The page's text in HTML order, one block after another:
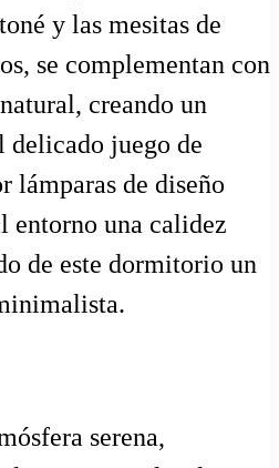
y las mesitas de
se complementan con
creando un
juego de
lámparas de diseño
entorno una calidez
de este dormitorio un
serena,